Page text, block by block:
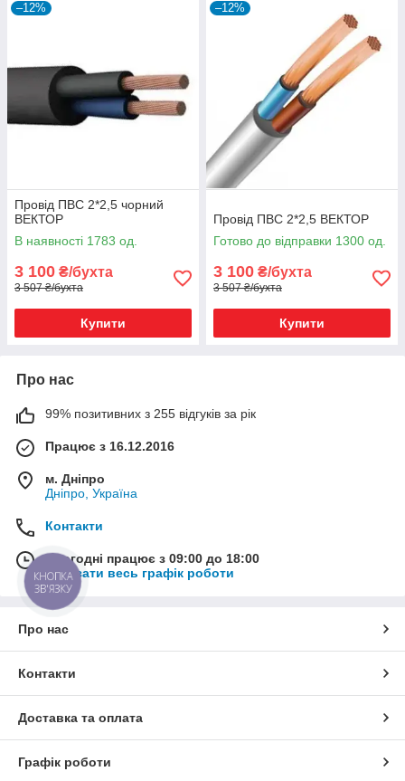
–12%
Провід ПВС 2*2,5 чорний
ВЕКТОР
В наявності 1783 од.
3 100 ₴/бухта
3 507 ₴/бухта
Купити
–12%
Провід ПВС 2*2,5 ВЕКТОР
Готово до відправки 1300 од.
3 100 ₴/бухта
3 507 ₴/бухта
Купити
Про нас
99% позитивних з 255 відгуків за рік
Працює з 16.12.2016
м. Дніпро
Дніпро, Україна
Контакти
Сьогодні працює з 09:00 до 18:00
Показати весь графік роботи
Про нас
Контакти
Доставка та оплата
Графік роботи
КНОПКА
ЗВ'ЯЗКУ